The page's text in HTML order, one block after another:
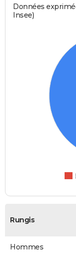
Données
Insee)
Rungis
Hommes